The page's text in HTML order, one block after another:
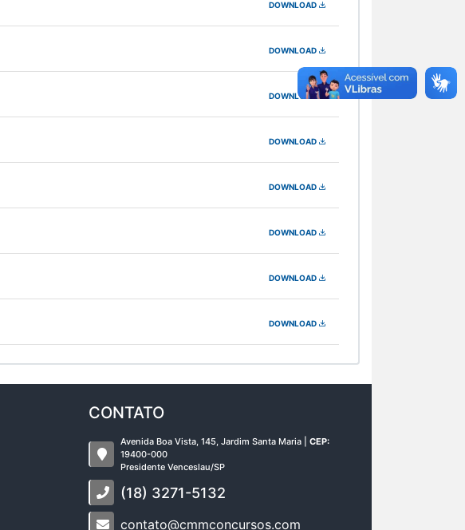
DOWNLOAD
DOWNLOAD
DOWNLOAD
DOWNLOAD
DOWNLOAD
DOWNLOAD
DOWNLOAD
DOWNLOAD
CONTATO
Avenida Boa Vista, 145, Jardim Santa Maria | CEP:
19400-000
Presidente Venceslau/SP
(18) 3271-5132
contato@cmmconcursos.com